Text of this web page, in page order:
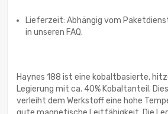
Lieferzeit: Abhängig vom
in unseren FAQ.
Haynes 188 ist eine kobaltbasierte,
Legierung mit ca. 40% Kobaltanteil.
verleiht dem Werkstoff eine hohe